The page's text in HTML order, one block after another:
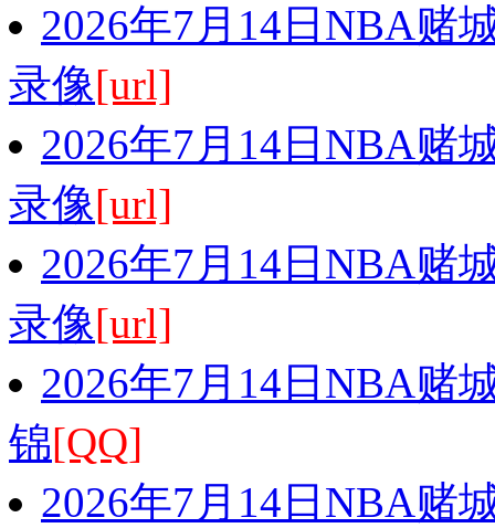
2026年7月14日NBA赌
录像[url]
2026年7月14日NBA赌
录像[url]
2026年7月14日NBA赌
录像[url]
2026年7月14日NBA赌
锦[QQ]
2026年7月14日NBA赌